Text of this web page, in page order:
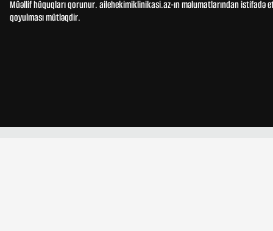
Müəllif hüquqları qorunur. ailehekimiklinikasi.az-ın məlumatlarından
qoyulması mütləqdir.